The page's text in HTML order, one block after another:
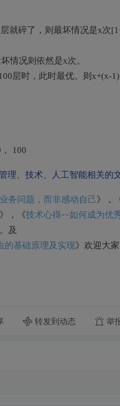
就碎了，则最坏情况是x次
情况则依然是x次。
层时，此时最优。则x+(x-
100
、技术、人工智能相关的文
务问题，而非感动自己》，
》，《技术心得--如何成为优
及
的基础原理及实现》欢迎大家
转发到动态 举